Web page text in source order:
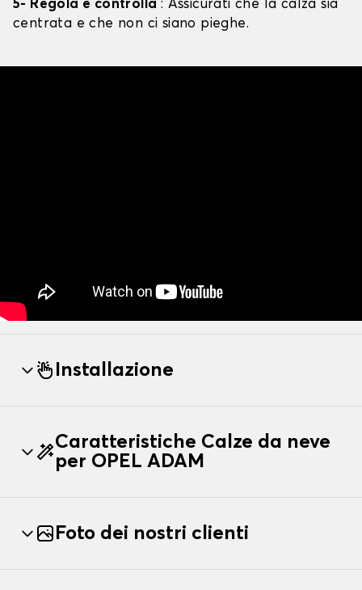
5- Regola e controlla : Assicurati che la calza sia
centrata e che non ci siano pieghe.
Installazione
Caratteristiche Calze da neve
per OPEL ADAM
Foto dei nostri clienti